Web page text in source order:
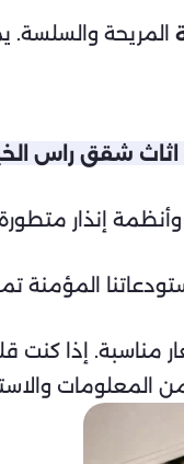
المريحة والسلسة.
شقق راس
وأنظمة إنذار
المؤمنة
مناسبة. إذا كنت